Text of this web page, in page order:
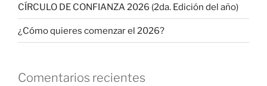
CÍRCULO DE CONFIANZA 2026 (2da. Edición del año)
¿Cómo quieres comenzar el 2026?
Comentarios recientes